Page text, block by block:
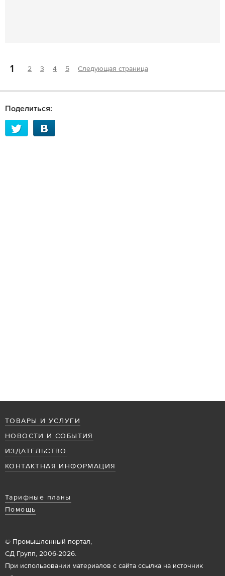
1 2 3 4 5 Следующая страница
Поделиться:
ТОВАРЫ И УСЛУГИ
НОВОСТИ И СОБЫТИЯ
ИЗДАТЕЛЬСТВО
КОНТАКТНАЯ ИНФОРМАЦИЯ
Тарифные планы
Помощь
© Промышленный портал,
СД Групп, 2006-2026.
При использовании материалов с сайта ссылка на источник